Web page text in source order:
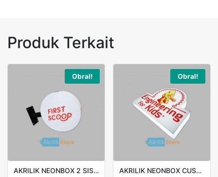
Produk Terkait
Obral!
AKRILIK NEONBOX 2 SISI PLUS BRACKET FIRST SCOOP D50CM
Obral!
AKRILIK NEONBOX CUSTOM P75CM ENGINEERING FOR KIDS